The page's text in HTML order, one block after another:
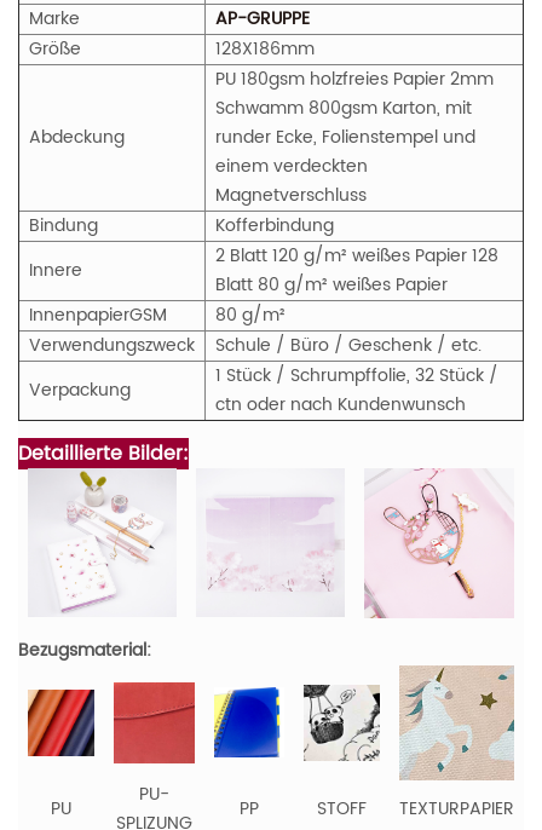
Marke
AP-GRUPPE
Größe
128X186mm
Abdeckung
PU 180gsm holzfreies Papier 2mm
Schwamm 800gsm Karton, mit
runder Ecke, Folienstempel und
einem verdeckten
Magnetverschluss
Bindung
Kofferbindung
Innere
2 Blatt 120 g/m² weißes Papier 128
Blatt 80 g/m² weißes Papier
InnenpapierGSM
80 g/m²
Verwendungszweck
Schule / Büro / Geschenk / etc.
Verpackung
1 Stück / Schrumpffolie, 32 Stück /
ctn oder nach Kundenwunsch
Detaillierte Bilder:
Bezugsmaterial:
PU
PU-
SPLIZUNG
PP STOFF TEXTURPAPIER